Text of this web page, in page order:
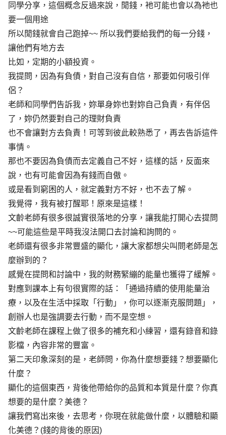
同學分享，這個概念反過來說，閒錢，衪可能也會以為衪也
要一個用途
所以閒錢就會自己跑掉~~ 所以我們要給我們的每一分錢，
讓他們有地方去
比如，定期的小額投資。
我提問，因為有負債，對自己沒有自信，那要如何吸引伴
侶？
老師和同學們告訴我，妳單身妳也對妳自己負責，有伴侶
了，妳仍然要對自己的理財負責
也不會讓對方去負責！可等到彼此較熟悉了，再去告訴這件
事情。
那也不要因為負債而去定義自己不好，這樣的話，反面來
說，也有可能會因為有錢而自傲。
或是看到窮困的人，就定義對方不好，也不去了解。
我覺得，我有被打醒耶！原來是這樣！
文齡老師有很多很誠實很落地的分享，讓我能打開心去提問
~~可能這些是平時我沒法開口去討論和詢問的。
老師還有很多非常豐盛的顯化，讓大家都想尖叫問老師是怎
麼辦到的？
感覺在提問和討論中，我的財務緊繃的能量也獲得了緩解。
對應到課本上有句很實際的話：「通過持續的使用能量治
療，以及在生活中採取「行動」，你可以逐漸克服問題」，
創辦人也是強調要去行動，而不是空想。
文齡老師在課程上做了很多的補充和小練習，還有錄音和錄
影檔，內容非常的豐富。
第二天印象深刻的是，老師問，你為什麼想要錢？想要顯化
什麼？
顯化的這個東西，背後他帶給你的品質和本質是什麼？你真
想要的是什麼？美德？
讓我們寫出來後，去思考，你現在就能做什麼，以體驗和顯
化美德？(錢的背後的原因)